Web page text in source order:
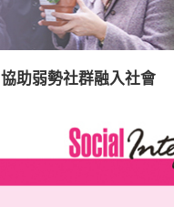
協助弱勢社群融入社會